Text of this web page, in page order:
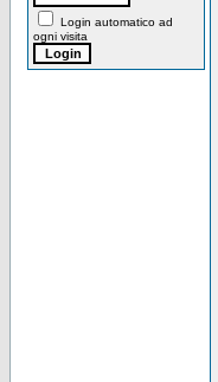
Login automatico ad
ogni visita